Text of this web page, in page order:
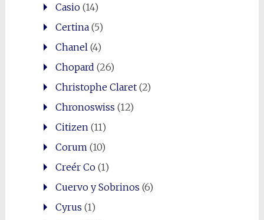
Casio(14)
Certina(5)
Chanel (4)
Chopard (26)
Christophe Claret(2)
Chronoswiss (12)
Citizen (11)
Corum (10)
Creér Co(1)
Cuervo y Sobrinos (6)
Cyrus (1)